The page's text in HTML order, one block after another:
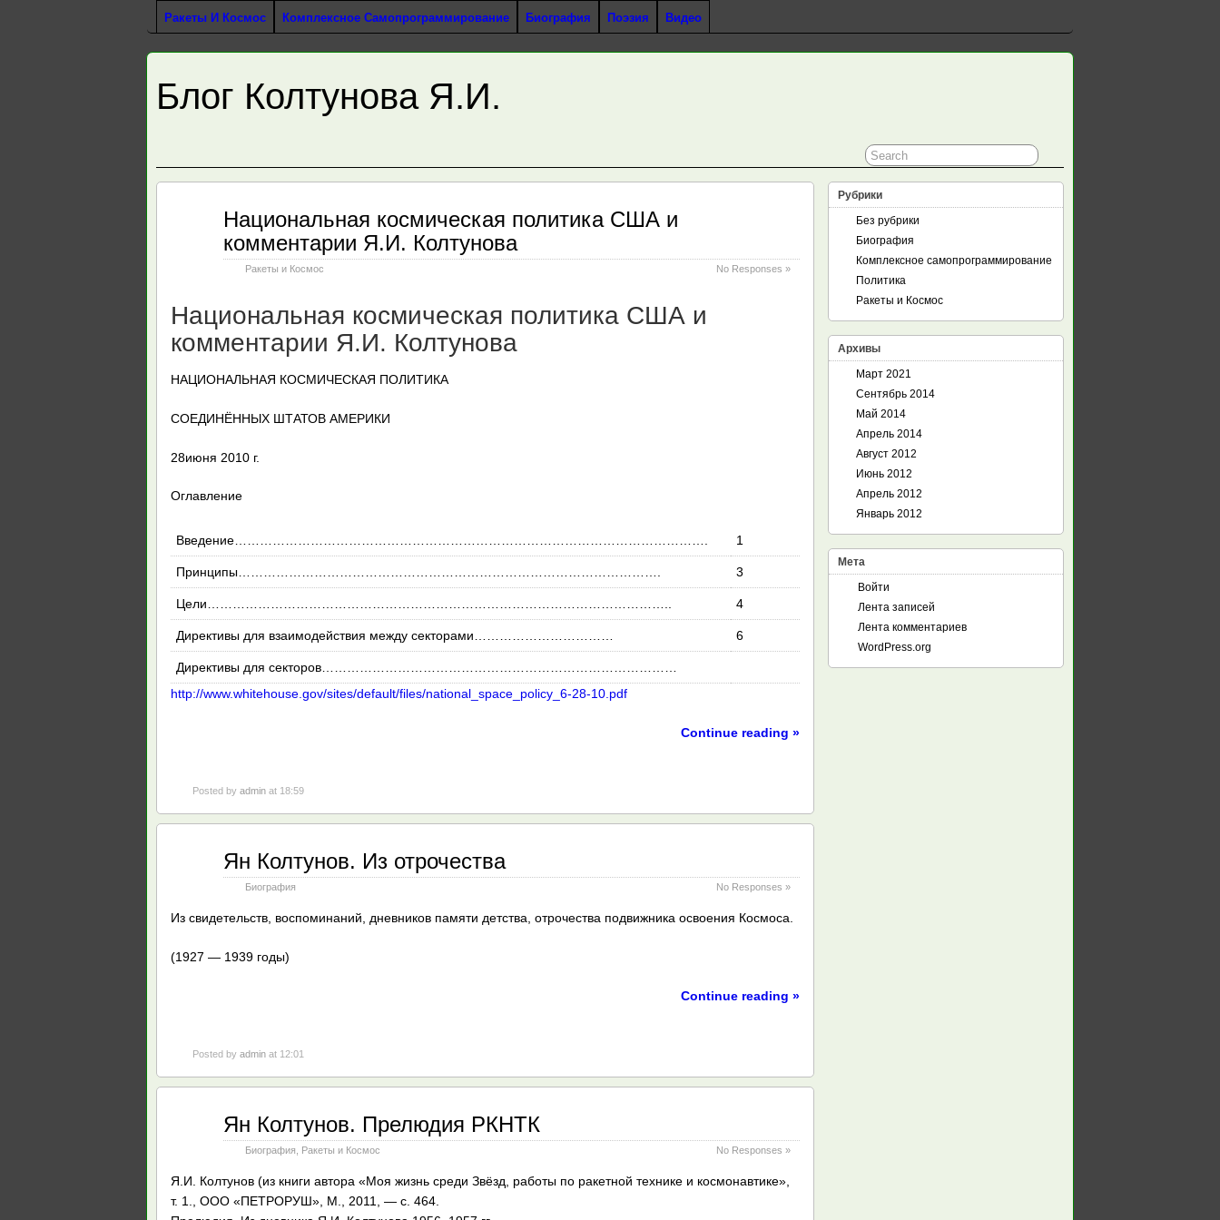
Ракеты И Космос Комплексное Самопрограммирование Биография Поэзия Видео
Блог Колтунова Я.И.
Национальная космическая политика США и
комментарии Я.И. Колтунова
Ракеты и Космос No Responses »
Национальная космическая политика США и
комментарии Я.И. Колтунова
НАЦИОНАЛЬНАЯ КОСМИЧЕСКАЯ ПОЛИТИКА
СОЕДИНЁННЫХ ШТАТОВ АМЕРИКИ
28июня 2010 г.
Оглавление
Введение…………………………………………………………………………………………………. 1
Принципы………………………………………………………………………………………. 3
Цели……………………………………………………………………………………………….. 4
Директивы для взаимодействия между секторами…………………………… 6
Директивы для секторов…………………………………………………………………………
http://www.whitehouse.gov/sites/default/files/national_space_policy_6-28-10.pdf
Continue reading »
Posted by admin at 18:59
Ян Колтунов. Из отрочества
Биография No Responses »
Из свидетельств, воспоминаний, дневников памяти детства, отрочества подвижника освоения Космоса.
(1927 — 1939 годы)
Continue reading »
Posted by admin at 12:01
Ян Колтунов. Прелюдия РКНТК
Биография Ракеты и Космос No Responses »
Я.И. Колтунов (из книги автора «Моя жизнь среди Звёзд, работы по ракетной технике и космонавтике»,
т. 1., ООО «ПЕТРОРУШ», М., 2011, — с. 464.
Рубрики
Без рубрики
Биография
Комплексное самопрограммирование
Политика
Ракеты и Космос
Архивы
Март 2021
Сентябрь 2014
Май 2014
Апрель 2014
Август 2012
Июнь 2012
Апрель 2012
Январь 2012
Мета
Войти
Лента записей
Лента комментариев
WordPress.org